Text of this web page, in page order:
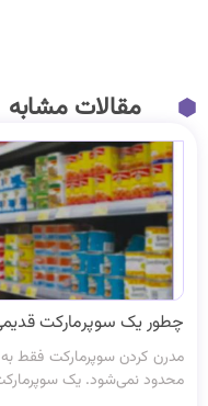
مقالات مشابه
چطور یک سوپرمارکت
مدرن کردن سوپرمارکت فقط
محدود نمی‌شود. یک